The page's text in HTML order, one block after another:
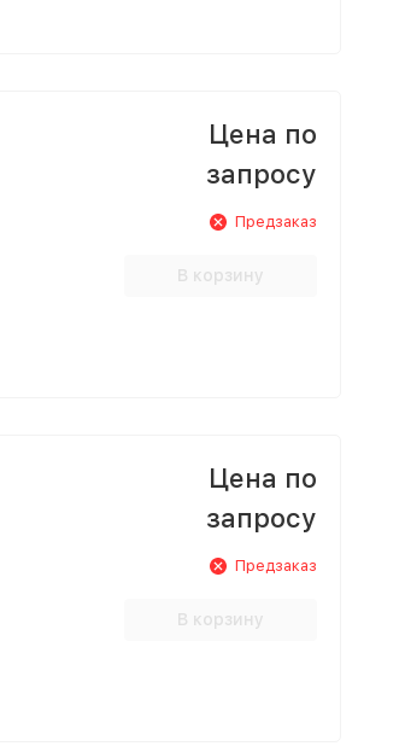
Цена по
запросу
Предзаказ
В корзину
Цена по
запросу
Предзаказ
В корзину